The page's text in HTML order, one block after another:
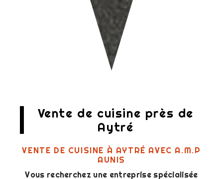
Vente de cuisine près de
Aytré
VENTE DE CUISINE À AYTRÉ AVEC A.M.P
AUNIS
Vous recherchez une entreprise spécialisée